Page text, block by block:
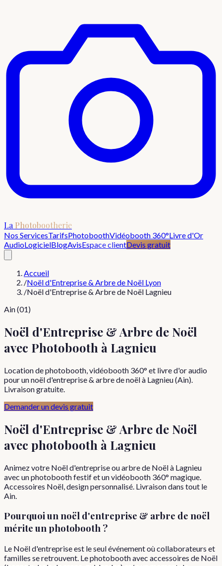
La Photobootherie
Nos ServicesTarifsPhotoboothVidéobooth 360°Livre d'Or
AudioLogicielBlogAvisEspace clientDevis gratuit
Accueil
/Noël d'Entreprise & Arbre de Noël Lyon
/Noël d'Entreprise & Arbre de Noël Lagnieu
Ain (01)
Noël d'Entreprise & Arbre de Noël
avec Photobooth à Lagnieu
Location de photobooth, vidéobooth 360° et livre d'or audio
pour un noël d'entreprise & arbre de noël à Lagnieu (Ain).
Livraison gratuite.
Demander un devis gratuit
Noël d'Entreprise & Arbre de Noël
avec photobooth à Lagnieu
Animez votre Noël d'entreprise ou arbre de Noël à Lagnieu
avec un photobooth festif et un vidéobooth 360° magique.
Accessoires Noël, design personnalisé. Livraison dans tout le
Ain.
Pourquoiun noël d'entreprise & arbre de noël
mérite un photobooth ?
Le Noël d'entreprise est le seul événement où collaborateurs et
familles se retrouvent. Le photobooth avec accessoires de Noël